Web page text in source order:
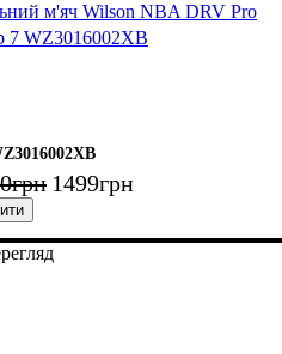
м'яч Wilson NBA DRV Pro
7 WZ3016002XB
грн 1499грн